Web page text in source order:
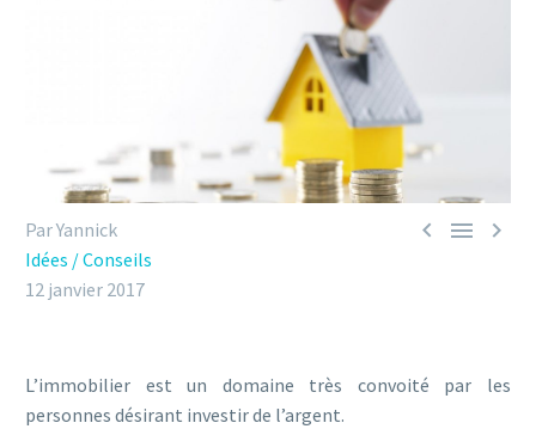
  
Par Yannick
Idées / Conseils
12 janvier 2017
L’immobilier est un domaine très convoité par les
personnes désirant investir de l’argent.